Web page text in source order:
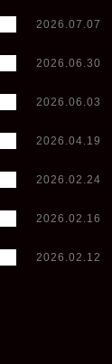
2026.07.07
2026.06.30
2026.06.03
2026.04.19
2026.02.24
2026.02.16
2026.02.12